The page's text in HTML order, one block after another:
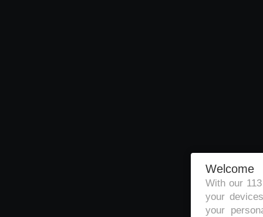
Welcome
With our
your
your